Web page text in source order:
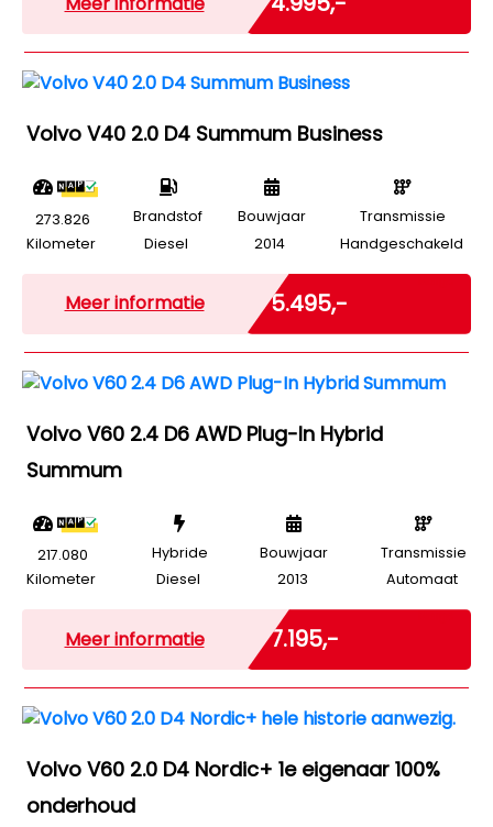
Volvo V40 2.0 D4 Summum Business
273.826
Kilometer
Brandstof
Diesel
Bouwjaar
2014
Transmissie
Handgeschakeld
Meer informatie € 5.495,-
Volvo V60 2.4 D6 AWD Plug-In Hybrid
Summum
217.080
Kilometer
Hybride
Diesel
Bouwjaar
2013
Transmissie
Automaat
Meer informatie € 7.195,-
Volvo V60 2.0 D4 Nordic+ 1e eigenaar 100%
onderhoud